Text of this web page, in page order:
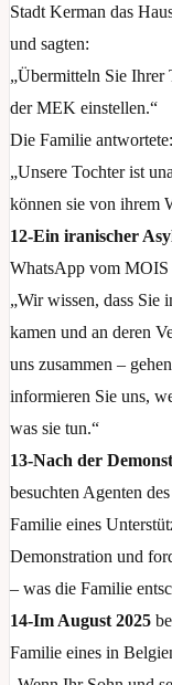
Stadt Kerman das
und sagten:
„Übermitteln Sie Ihrer
der MEK einstellen.“
Die Familie antwortete:
„Unsere Tochter ist
können sie von ihrem
12-Ein iranischer
WhatsApp vom MOIS
„Wir wissen, dass
kamen und an deren
uns zusammen –
informieren Sie uns,
was sie tun.“
13-Nach der
besuchten Agenten
Familie eines
Demonstration und
– was die Familie
14-Im August 2025
Familie eines in